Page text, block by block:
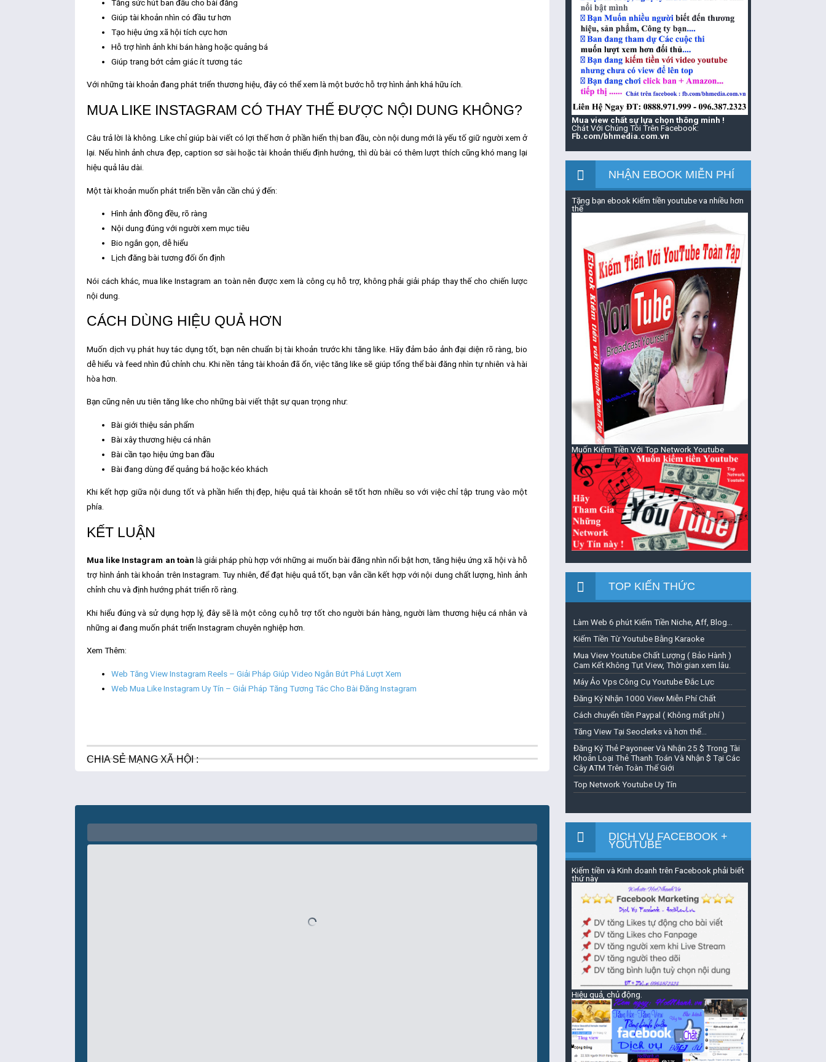
Tăng sức hút ban đầu cho bài đăng
Giúp tài khoản nhìn có đầu tư hơn
Tạo hiệu ứng xã hội tích cực hơn
Hỗ trợ hình ảnh khi bán hàng hoặc quảng bá
Giúp trang bớt cảm giác ít tương tác
Với những tài khoản đang phát triển thương hiệu, đây có thể xem là một bước hỗ trợ hình ảnh khá hữu ích.
MUA LIKE INSTAGRAM CÓ THAY THẾ ĐƯỢC NỘI DUNG KHÔNG?
Câu trả lời là không. Like chỉ giúp bài viết có lợi thế hơn ở phần hiển thị ban đầu, còn nội dung mới là yếu tố giữ người xem ở
lại. Nếu hình ảnh chưa đẹp, caption sơ sài hoặc tài khoản thiếu định hướng, thì dù bài có thêm lượt thích cũng khó mang lại
hiệu quả lâu dài.
Một tài khoản muốn phát triển bền vẫn cần chú ý đến:
Hình ảnh đồng đều, rõ ràng
Nội dung đúng với người xem mục tiêu
Bio ngắn gọn, dễ hiểu
Lịch đăng bài tương đối ổn định
Nói cách khác, mua like Instagram an toàn nên được xem là công cụ hỗ trợ, không phải giải pháp thay thế cho chiến lược
nội dung.
CÁCH DÙNG HIỆU QUẢ HƠN
Muốn dịch vụ phát huy tác dụng tốt, bạn nên chuẩn bị tài khoản trước khi tăng like. Hãy đảm bảo ảnh đại diện rõ ràng, bio
dễ hiểu và feed nhìn đủ chỉnh chu. Khi nền tảng tài khoản đã ổn, việc tăng like sẽ giúp tổng thể bài đăng nhìn tự nhiên và hài
hòa hơn.
Bạn cũng nên ưu tiên tăng like cho những bài viết thật sự quan trọng như:
Bài giới thiệu sản phẩm
Bài xây thương hiệu cá nhân
Bài cần tạo hiệu ứng ban đầu
Bài đang dùng để quảng bá hoặc kéo khách
Khi kết hợp giữa nội dung tốt và phần hiển thị đẹp, hiệu quả tài khoản sẽ tốt hơn nhiều so với việc chỉ tập trung vào một
phía.
KẾT LUẬN
Mua like Instagram an toàn là giải pháp phù hợp với những ai muốn bài đăng nhìn nổi bật hơn, tăng hiệu ứng xã hội và hỗ
trợ hình ảnh tài khoản trên Instagram. Tuy nhiên, để đạt hiệu quả tốt, bạn vẫn cần kết hợp với nội dung chất lượng, hình ảnh
chỉnh chu và định hướng phát triển rõ ràng.
Khi hiểu đúng và sử dụng hợp lý, đây sẽ là một công cụ hỗ trợ tốt cho người bán hàng, người làm thương hiệu cá nhân và
những ai đang muốn phát triển Instagram chuyên nghiệp hơn.
Xem Thêm:
Web Tăng View Instagram Reels – Giải Pháp Giúp Video Ngắn Bứt Phá Lượt Xem
Web Mua Like Instagram Uy Tín – Giải Pháp Tăng Tương Tác Cho Bài Đăng Instagram
CHIA SẺ MẠNG XÃ HỘI :
Mua view chất sự lựa chọn thông minh !
Chát Với Chúng Tôi Trên Facebook:
Fb.com/bhmedia.com.vn
NHẬN EBOOK MIỄN PHÍ
Tặng bạn ebook Kiếm tiền youtube va nhiều hơn
thế
Muốn Kiếm Tiền Với Top Network Youtube
TOP KIẾN THỨC
Làm Web 6 phút Kiếm Tiền Niche, Aff, Blog...
Kiếm Tiền Từ Youtube Bằng Karaoke
Mua View Youtube Chất Lượng ( Bảo Hành )
Cam Kết Không Tụt View, Thời gian xem lâu.
Máy Ảo Vps Công Cụ Youtube Đắc Lực
Đăng Ký Nhận 1000 View Miễn Phí Chất
Cách chuyển tiền Paypal ( Không mất phí )
Tăng View Tại Seoclerks và hơn thế...
Đăng Ký Thẻ Payoneer Và Nhận 25 $ Trong Tài
Khoản Loại Thẻ Thanh Toán Và Nhận $ Tại Các
Cây ATM Trên Toàn Thế Giới
Top Network Youtube Uy Tín
DỊCH VỤ FACEBOOK +
YOUTUBE
Kiếm tiền và Kinh doanh trên Facebook phải biết
thứ này
Hiệu quả, chủ động.